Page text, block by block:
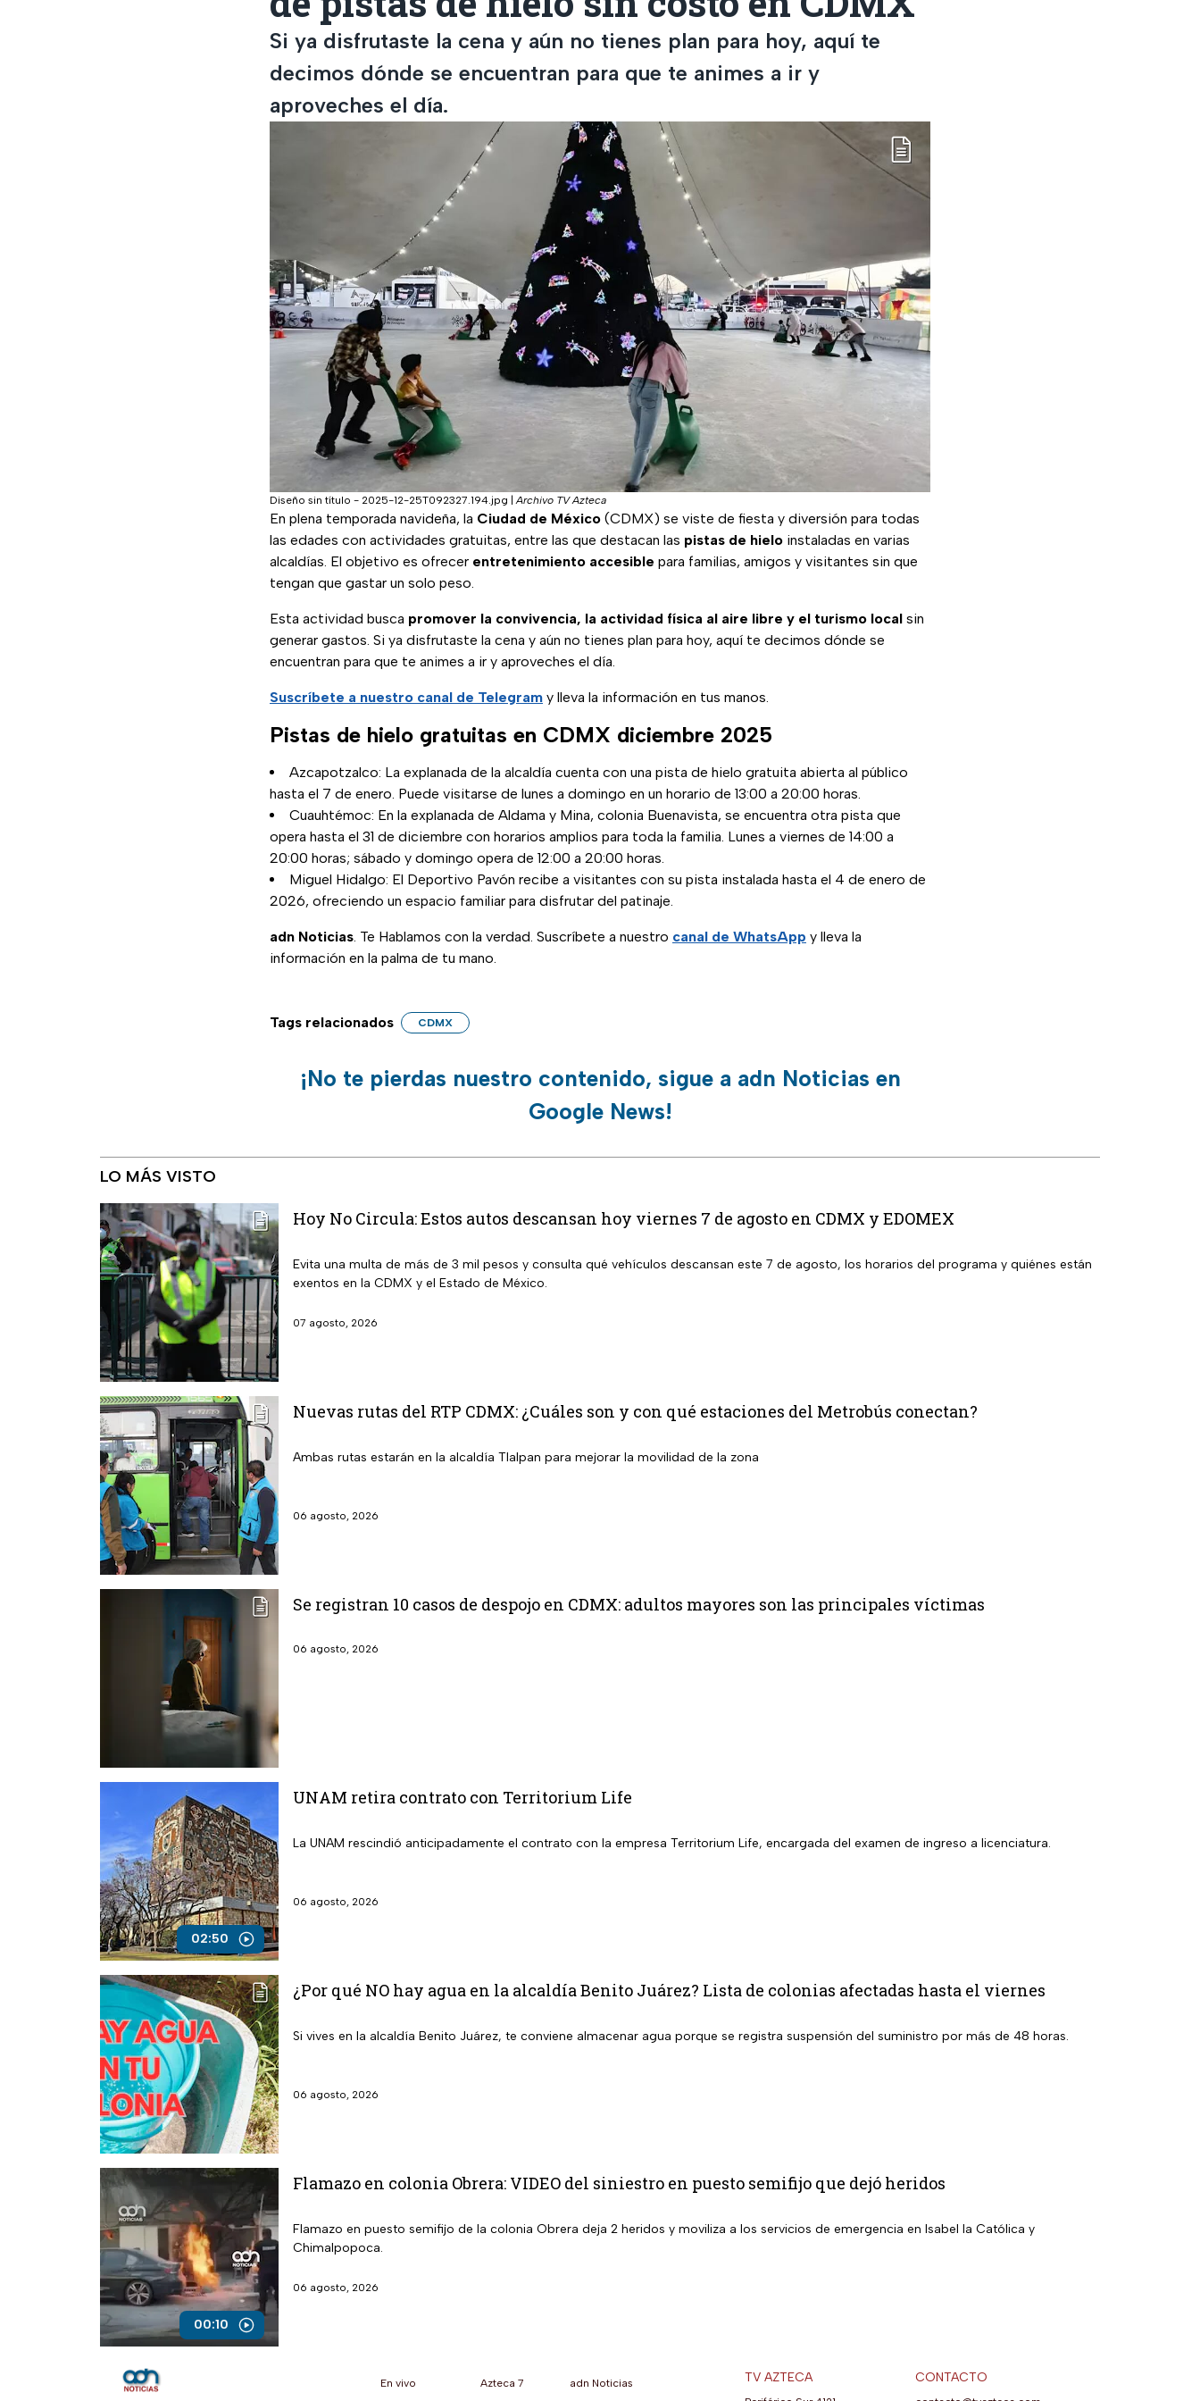
Si ya disfrutaste la cena y aún no tienes plan para hoy, aquí te
decimos dónde se encuentran para que te animes a ir y
aproveches el día.
Diseño sin título - 2025-12-25T092327.194.jpg |Archivo TV Azteca
En plena temporada navideña, la Ciudad de México (CDMX) se viste de fiesta y diversión para todas
las edades con actividades gratuitas, entre las que destacan las pistas de hielo instaladas en varias
alcaldías. El objetivo es ofrecer entretenimiento accesible para familias, amigos y visitantes sin que
tengan que gastar un solo peso.
Esta actividad busca promover la convivencia, la actividad física al aire libre y el turismo local sin
generar gastos. Si ya disfrutaste la cena y aún no tienes plan para hoy, aquí te decimos dónde se
encuentran para que te animes a ir y aproveches el día.
Suscríbete a nuestro canal de Telegram y lleva la información en tus manos.
Pistas de hielo gratuitas en CDMX diciembre 2025
Azcapotzalco: La explanada de la alcaldía cuenta con una pista de hielo gratuita abierta al público
hasta el 7 de enero. Puede visitarse de lunes a domingo en un horario de 13:00 a 20:00 horas.
Cuauhtémoc: En la explanada de Aldama y Mina, colonia Buenavista, se encuentra otra pista que
opera hasta el 31 de diciembre con horarios amplios para toda la familia. Lunes a viernes de 14:00 a
20:00 horas; sábado y domingo opera de 12:00 a 20:00 horas.
Miguel Hidalgo: El Deportivo Pavón recibe a visitantes con su pista instalada hasta el 4 de enero de
2026, ofreciendo un espacio familiar para disfrutar del patinaje.
adn Noticias. Te Hablamos con la verdad. Suscríbete a nuestro canal de WhatsApp y lleva la
información en la palma de tu mano.
Tags relacionados CDMX
¡No te pierdas nuestro contenido, sigue a adn Noticias en
Google News!
LO MÁS VISTO
Hoy No Circula: Estos autos descansan hoy viernes 7 de agosto en CDMX y EDOMEX
Evita una multa de más de 3 mil pesos y consulta qué vehículos descansan este 7 de agosto, los horarios del programa y quiénes están
exentos en la CDMX y el Estado de México.
07 agosto, 2026
Nuevas rutas del RTP CDMX: ¿Cuáles son y con qué estaciones del Metrobús conectan?
Ambas rutas estarán en la alcaldía Tlalpan para mejorar la movilidad de la zona
06 agosto, 2026
Se registran 10 casos de despojo en CDMX: adultos mayores son las principales víctimas
06 agosto, 2026
02:50
UNAM retira contrato con Territorium Life
La UNAM rescindió anticipadamente el contrato con la empresa Territorium Life, encargada del examen de ingreso a licenciatura.
06 agosto, 2026
¿Por qué NO hay agua en la alcaldía Benito Juárez? Lista de colonias afectadas hasta el viernes
Si vives en la alcaldía Benito Juárez, te conviene almacenar agua porque se registra suspensión del suministro por más de 48 horas.
06 agosto, 2026
00:10
Flamazo en colonia Obrera: VIDEO del siniestro en puesto semifijo que dejó heridos
Flamazo en puesto semifijo de la colonia Obrera deja 2 heridos y moviliza a los servicios de emergencia en Isabel la Católica y
Chimalpopoca.
06 agosto, 2026
En vivo
Azteca 7
adn Noticias
TV AZTECA CONTACTO